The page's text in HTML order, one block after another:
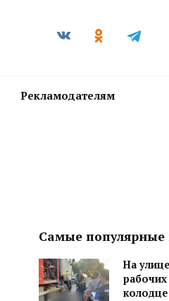
Рекламодателям
Самые популярные
На
рабочих
колодце